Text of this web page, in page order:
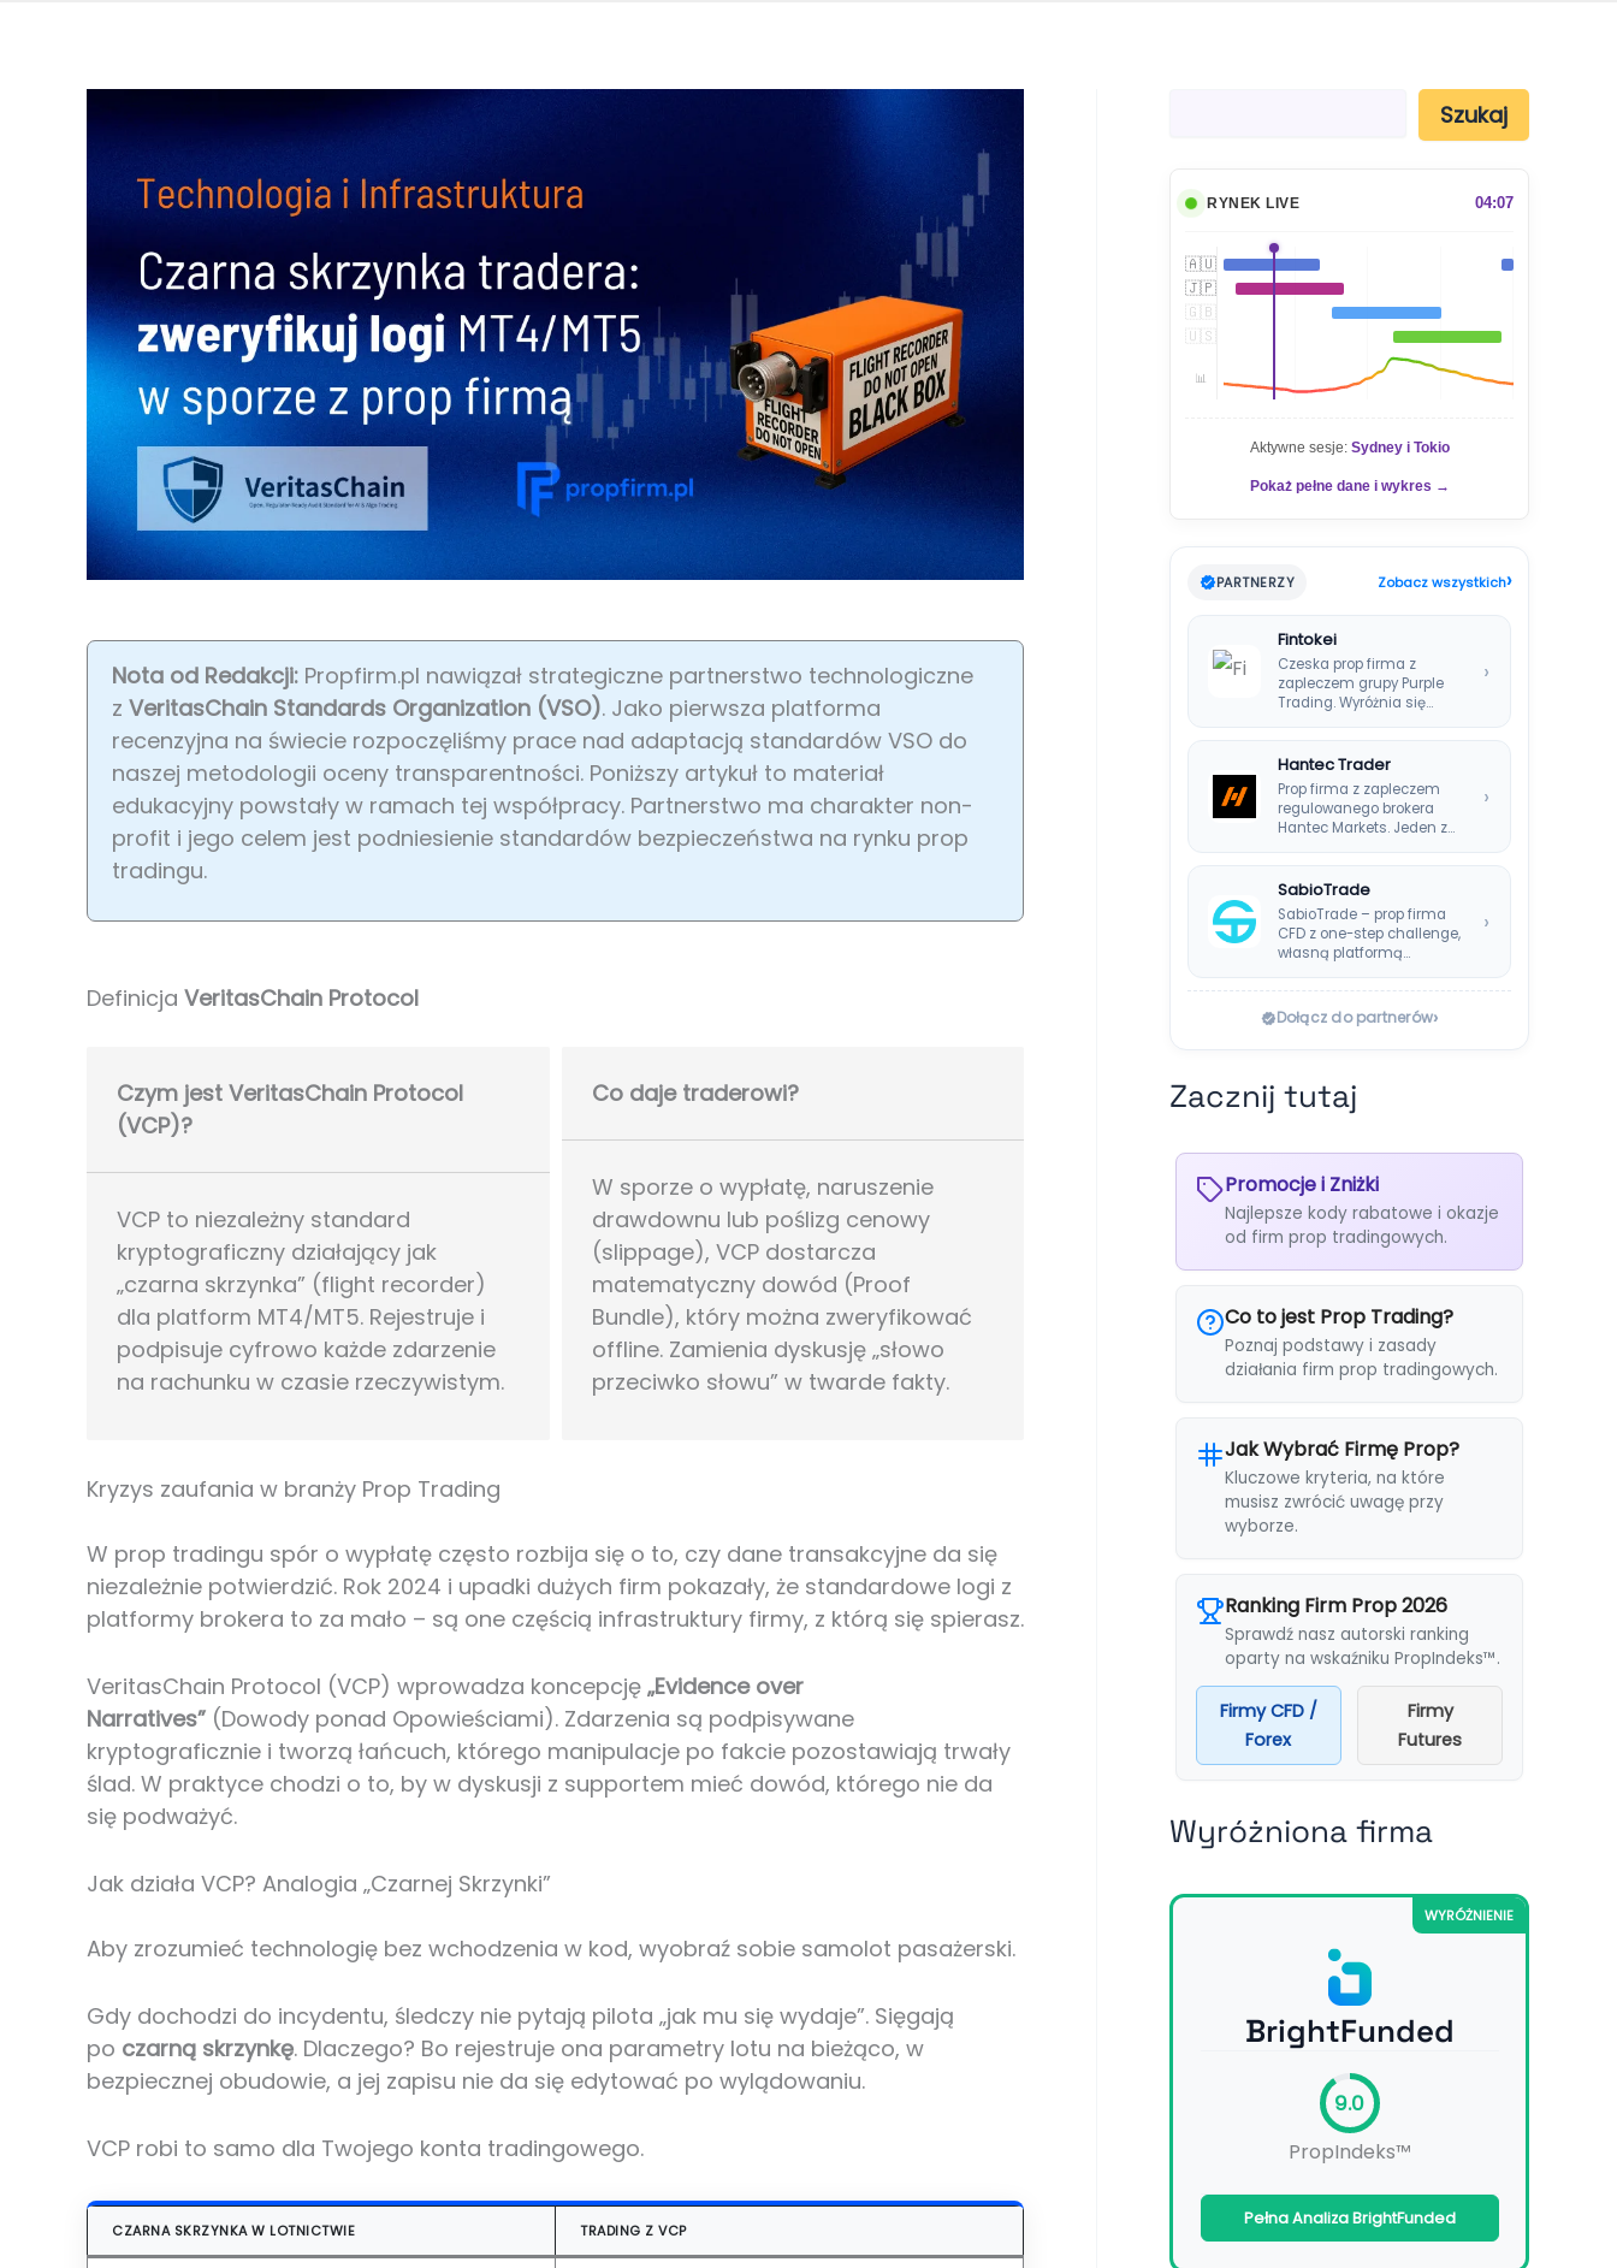
Nota od Redakcji: Propfirm.pl nawiązał strategiczne partnerstwo technologiczne
z VeritasChain Standards Organization (VSO). Jako pierwsza platforma
recenzyjna na świecie rozpoczęliśmy prace nad adaptacją standardów VSO do
naszej metodologii oceny transparentności. Poniższy artykuł to materiał
edukacyjny powstały w ramach tej współpracy. Partnerstwo ma charakter non-
profit i jego celem jest podniesienie standardów bezpieczeństwa na rynku prop
tradingu.
Definicja VeritasChain Protocol
Czym jest VeritasChain Protocol
(VCP)?
VCP to niezależny standard
kryptograficzny działający jak
„czarna skrzynka” (flight recorder)
dla platform MT4/MT5. Rejestruje i
podpisuje cyfrowo każde zdarzenie
na rachunku w czasie rzeczywistym.
Co daje traderowi?
W sporze o wypłatę, naruszenie
drawdownu lub poślizg cenowy
(slippage), VCP dostarcza
matematyczny dowód (Proof
Bundle), który można zweryfikować
offline. Zamienia dyskusję „słowo
przeciwko słowu” w twarde fakty.
Kryzys zaufania w branży Prop Trading
W prop tradingu spór o wypłatę często rozbija się o to, czy dane transakcyjne da się
niezależnie potwierdzić. Rok 2024 i upadki dużych firm pokazały, że standardowe logi z
platformy brokera to za mało – są one częścią infrastruktury firmy, z którą się spierasz.
VeritasChain Protocol (VCP) wprowadza koncepcję „Evidence over
Narratives” (Dowody ponad Opowieściami). Zdarzenia są podpisywane
kryptograficznie i tworzą łańcuch, którego manipulacje po fakcie pozostawiają trwały
ślad. W praktyce chodzi o to, by w dyskusji z supportem mieć dowód, którego nie da
się podważyć.
Jak działa VCP? Analogia „Czarnej Skrzynki”
Aby zrozumieć technologię bez wchodzenia w kod, wyobraź sobie samolot pasażerski.
Gdy dochodzi do incydentu, śledczy nie pytają pilota „jak mu się wydaje”. Sięgają
po czarną skrzynkę. Dlaczego? Bo rejestruje ona parametry lotu na bieżąco, w
bezpiecznej obudowie, a jej zapisu nie da się edytować po wylądowaniu.
VCP robi to samo dla Twojego konta tradingowego.
CZARNA SKRZYNKA W LOTNICTWIE TRADING Z VCP
Szukaj
RYNEK LIVE 04:07
🇦🇺
🇯🇵
🇬🇧
🇺🇸
📊
Aktywne sesje: Sydney i Tokio
Pokaż pełne dane i wykres →
PARTNERZY Zobacz wszystkich›
Fintokei
Czeska prop firma z
zapleczem grupy Purple
Trading. Wyróżnia się
Payouts, wypłatami…
›
Hantec Trader
Prop firma z zapleczem
regulowanego brokera
Hantec Markets. Jeden z
wyborów dla polskich…
›
SabioTrade
SabioTrade – prop firma
CFD z one-step challenge,
własną platformą
wypłatami co…
›
Dołącz do partnerów›
Zacznij tutaj
Promocje i Zniżki
Najlepsze kody rabatowe i okazje
od firm prop tradingowych.
Co to jest Prop Trading?
Poznaj podstawy i zasady
działania firm prop tradingowych.
Jak Wybrać Firmę Prop?
Kluczowe kryteria, na które
musisz zwrócić uwagę przy
wyborze.
Ranking Firm Prop 2026
Sprawdź nasz autorski ranking
oparty na wskaźniku PropIndeks™.
Firmy CFD /
Forex
Firmy
Futures
Wyróżniona firma
WYRÓŻNIENIE
BrightFunded
9.0
PropIndeks™
Pełna Analiza BrightFunded